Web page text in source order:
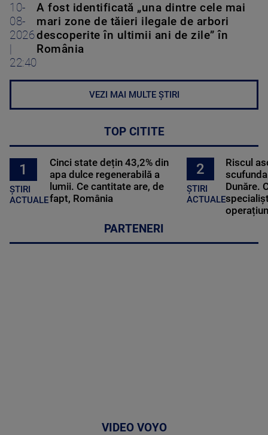
10-
08-
2026
|
22:40
A fost identificată „una dintre cele mai
mari zone de tăieri ilegale de arbori
descoperite în ultimii ani de zile” în
România
VEZI MAI MULTE ȘTIRI
TOP CITITE
1
ȘTIRI
ACTUALE
Cinci state dețin 43,2% din
apa dulce regenerabilă a
lumii. Ce cantitate are, de
fapt, România
2
ȘTIRI
ACTUALE
Riscul
Dunăre.
PARTENERI
VIDEO VOYO